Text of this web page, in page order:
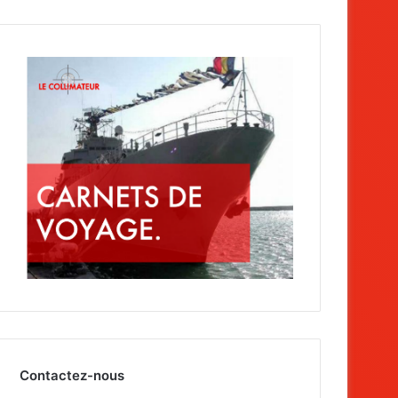
Contactez-nous